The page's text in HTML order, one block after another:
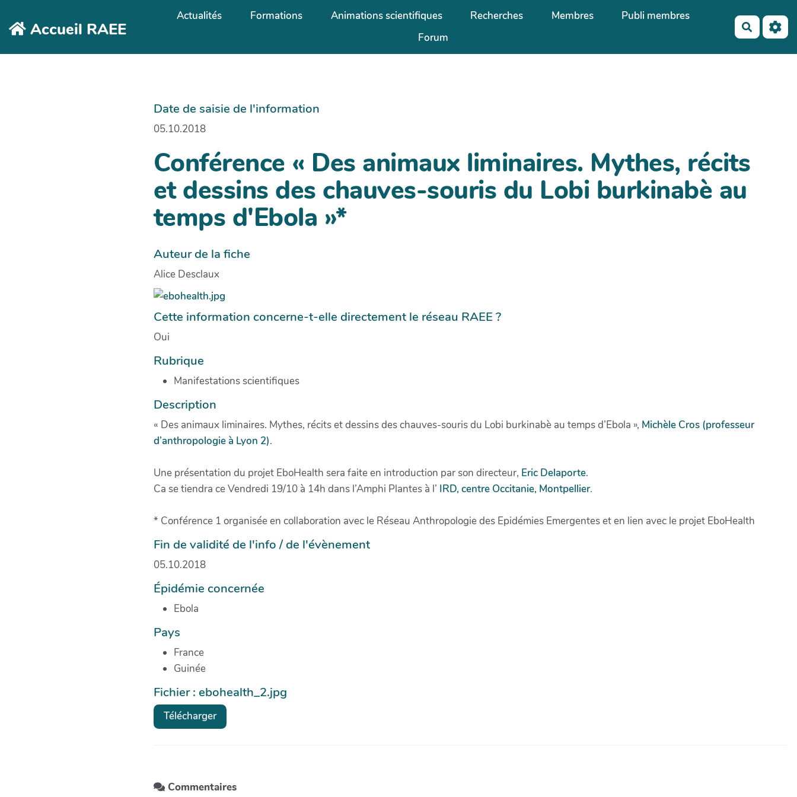
Accueil RAEE
Actualités Formations Animations scientifiques Recherches Membres
Publi membres
Forum
Date de saisie de l'information
05.10.2018
Conférence « Des animaux liminaires. Mythes, récits
et dessins des chauves-souris du Lobi burkinabè au
temps d'Ebola »*
Auteur de la fiche
Alice Desclaux
Cette information concerne-t-elle directement le réseau RAEE ?
Oui
Rubrique
Manifestations scientifiques
Description
« Des animaux liminaires. Mythes, récits et dessins des chauves-souris du Lobi burkinabè au temps d’Ebola », Michèle Cros (professeur
d’anthropologie à Lyon 2).
Une présentation du projet EboHealth sera faite en introduction par son directeur, Eric Delaporte.
Ca se tiendra ce Vendredi 19/10 à 14h dans l’Amphi Plantes à l’ IRD, centre Occitanie, Montpellier.
* Conférence 1 organisée en collaboration avec le Réseau Anthropologie des Epidémies Emergentes et en lien avec le projet EboHealth
Fin de validité de l'info / de l'évènement
05.10.2018
Épidémie concernée
Ebola
Pays
France
Guinée
Fichier : ebohealth_2.jpg
Télécharger
Commentaires